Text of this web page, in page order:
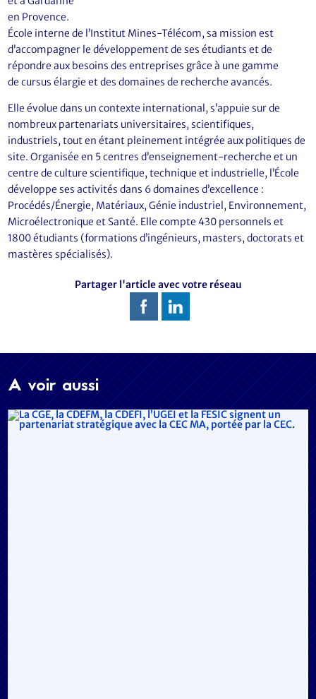
en Provence.
École interne de l’Institut Mines-Télécom, sa mission est
d’accompagner le développement de ses étudiants et de
répondre aux besoins des entreprises grâce à une gamme
de cursus élargie et des domaines de recherche avancés.
Elle évolue dans un contexte international, s’appuie sur de
nombreux partenariats universitaires, scientifiques,
industriels, tout en étant pleinement intégrée aux politiques de
site. Organisée en 5 centres d’enseignement-recherche et un
centre de culture scientifique, technique et industrielle, l’École
développe ses activités dans 6 domaines d’excellence :
Procédés/Énergie, Matériaux, Génie industriel, Environnement,
Microélectronique et Santé. Elle compte 430 personnels et
1800 étudiants (formations d’ingénieurs, masters, doctorats et
mastères spécialisés).
Partager l'article avec votre réseau
A voir aussi